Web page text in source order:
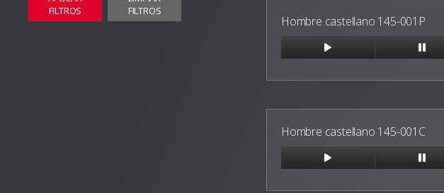
FILTROS
FILTROS
Hombre castellano 145-001P
Hombre castellano 145-001C